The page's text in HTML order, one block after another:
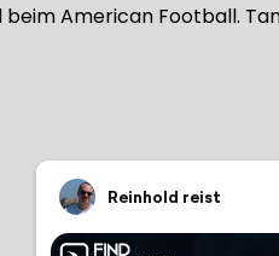
American Football.